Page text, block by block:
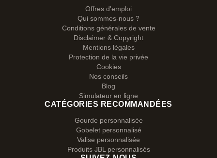
Offres d'emploi
Qui sommes-nous ?
Conditions générales de vente
Disclaimer & Copyright
Mentions légales
Protection de la vie privée
Cookies
Nos conseils
Blog
Simulateur en ligne
CATÉGORIES RECOMMANDÉES
Gourde personnalisée
Gobelet personnalisé
Valise personnalisée
Produits JBL personnalisés